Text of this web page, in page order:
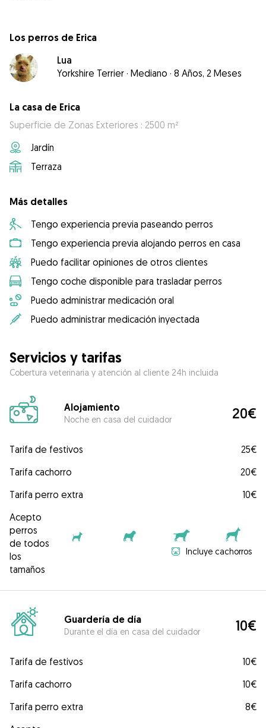
Los perros de Erica
Lua
Yorkshire Terrier · Mediano · 8 Años, 2 Meses
La casa de Erica
Superficie de Zonas Exteriores : 2500 m²
Jardín
Terraza
Más detalles
Tengo experiencia previa paseando perros
Tengo experiencia previa alojando perros en casa
Puedo facilitar opiniones de otros clientes
Tengo coche disponible para trasladar perros
Puedo administrar medicación oral
Puedo administrar medicación inyectada
Servicios y tarifas
Cobertura veterinaria y atención al cliente 24h incluida
Alojamiento
Noche en casa del cuidador 20€
Tarifa de festivos
25€
Tarifa cachorro
20€
Tarifa perro extra
10€
Acepto
perros
de todos
los
tamaños
Incluye cachorros
Guardería de día
Durante el día en casa del cuidador 10€
Tarifa de festivos
10€
Tarifa cachorro
10€
Tarifa perro extra
8€